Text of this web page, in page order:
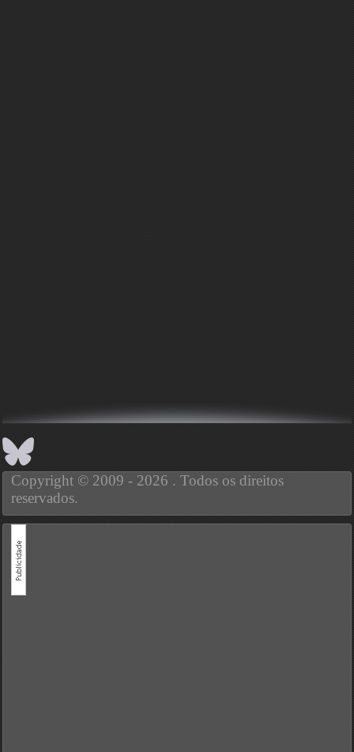
Copyright © 2009 - 2026 . Todos os direitos
reservados.